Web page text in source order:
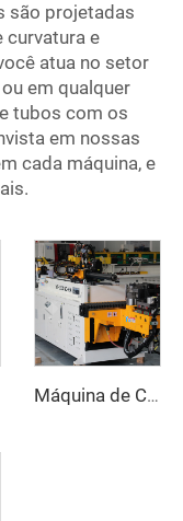
são projetadas
curvatura e
atua no setor
em qualquer
tubos com os
em nossas
cada máquina, e
Máquina de Curvatura de Tubos CNC Automática com Braços Duplos Sistema de Conformação Bidirecional Simultânea para Canos de Escapamento e Corrimãos